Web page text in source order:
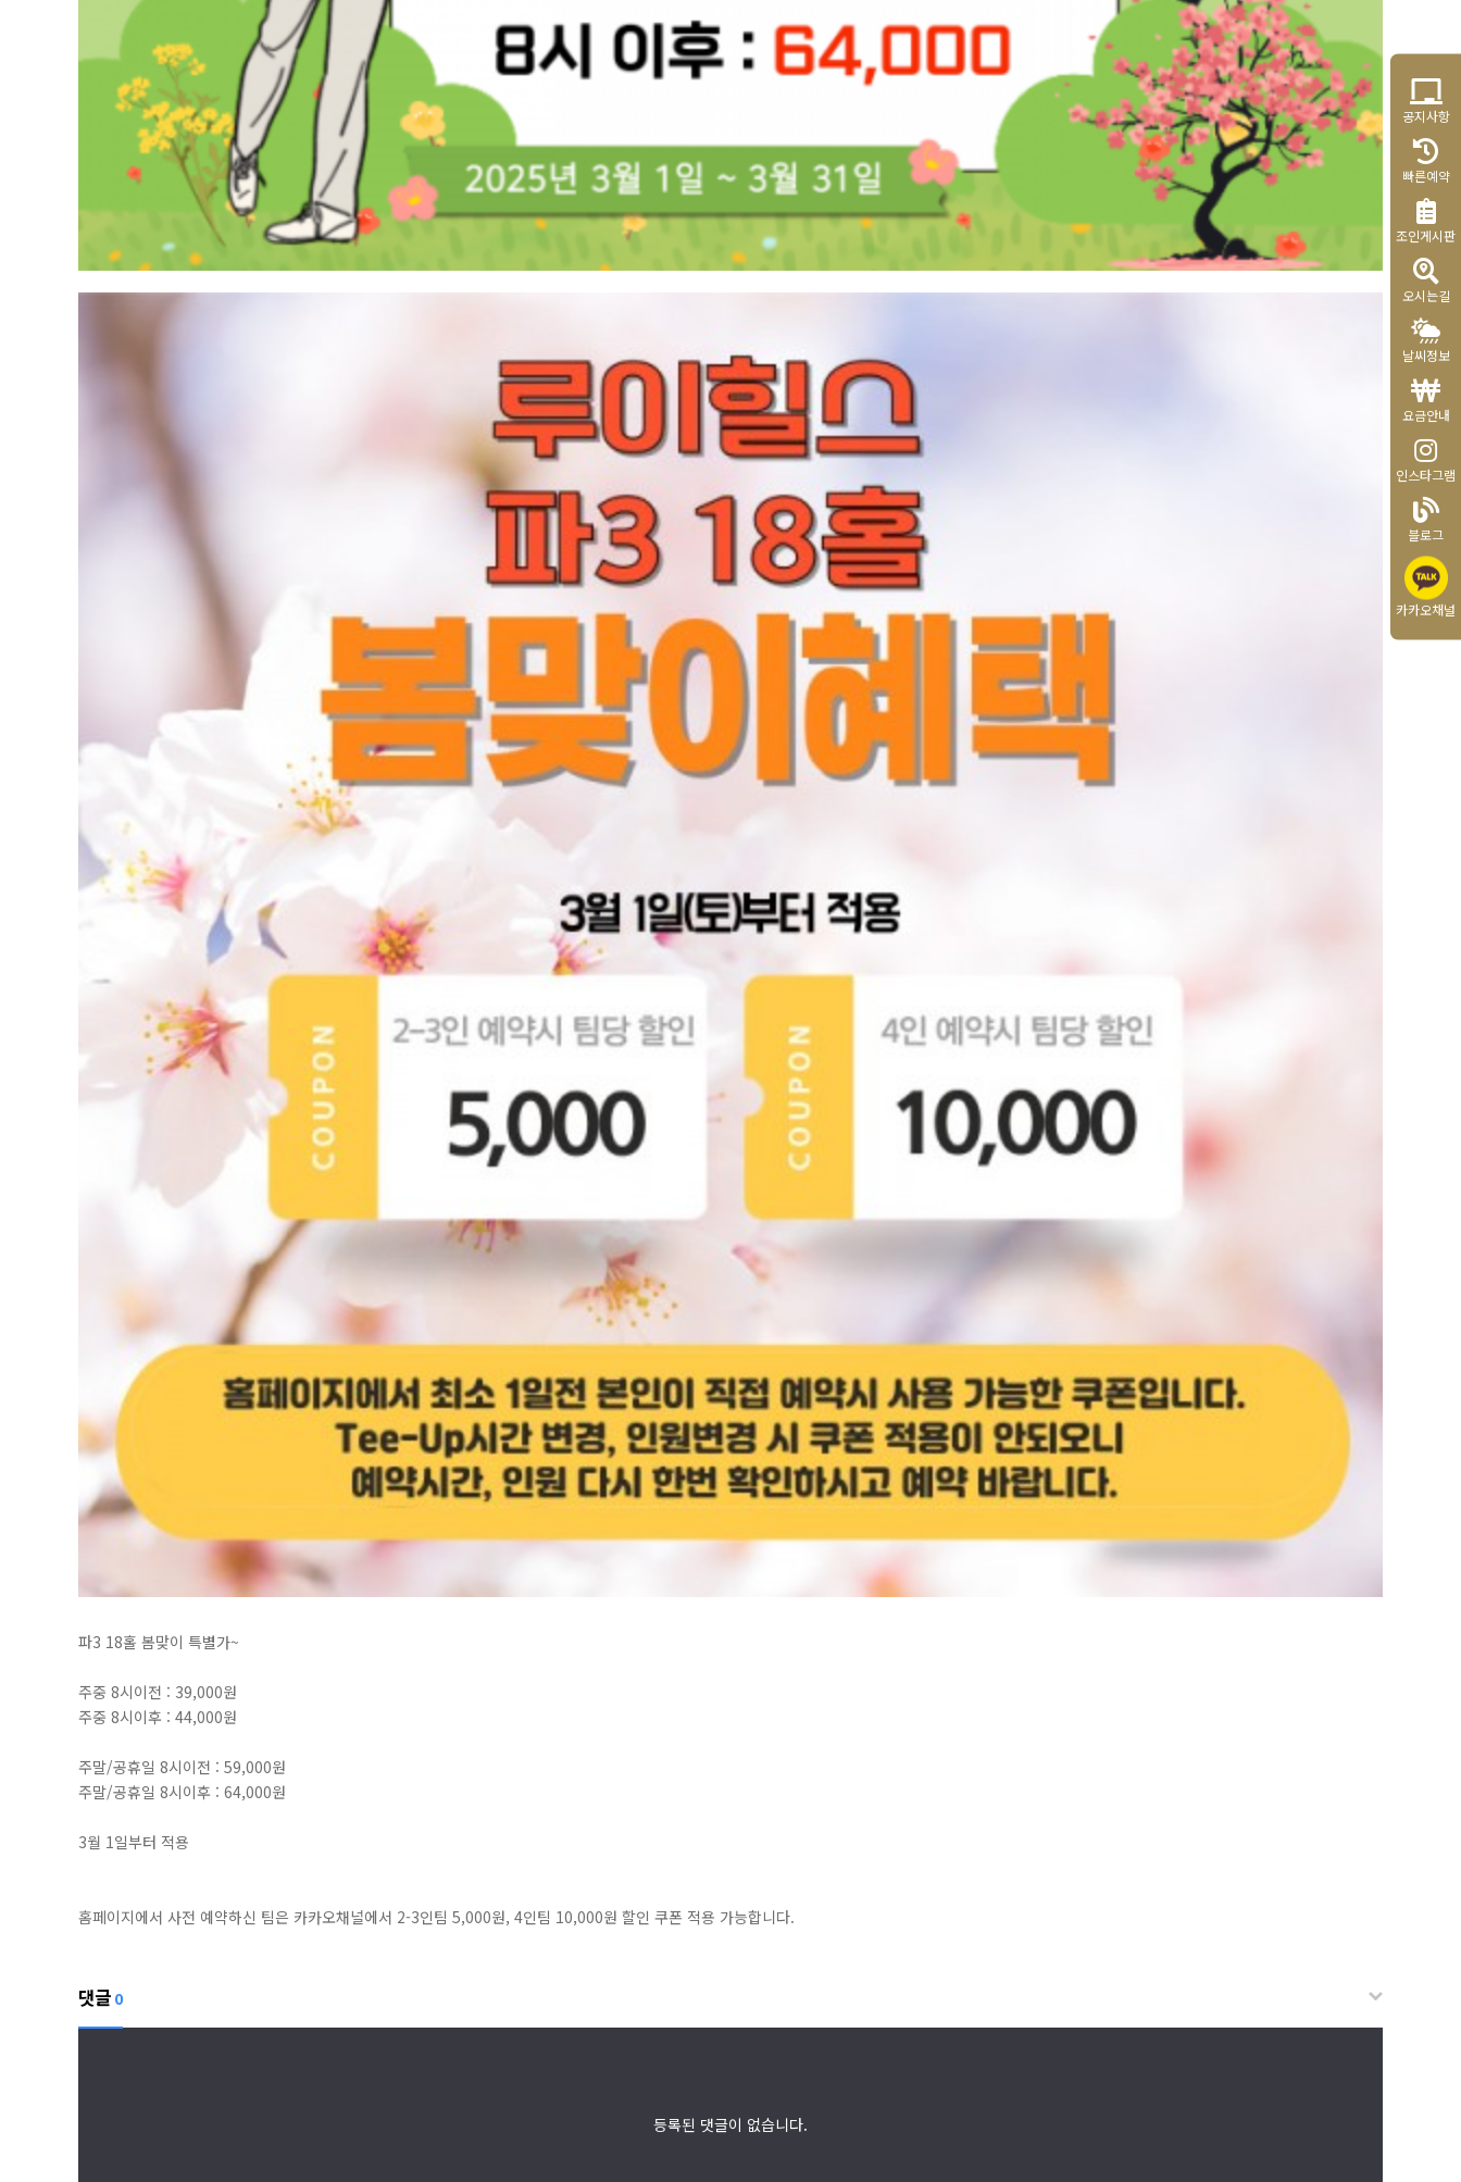
파3 18홀 봄맞이 특별가~
주중 8시이전 : 39,000원
주중 8시이후 : 44,000원
주말/공휴일 8시이전 : 59,000원
주말/공휴일 8시이후 : 64,000원
3월 1일부터 적용
홈페이지에서 사전 예약하신 팀은 카카오채널에서 2-3인팀 5,000원, 4인팀 10,000원 할인 쿠폰 적용 가능합니다.
댓글 0
등록된 댓글이 없습니다.
공지사항
빠른예약
조인게시판
오시는길
날씨정보
요금안내
인스타그램
블로그
카카오채널